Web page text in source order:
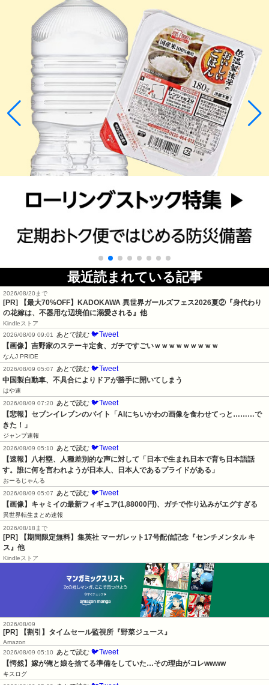
最近読まれている記事
2026/08/20まで
[PR] 【最大70%OFF】KADOKAWA 異世界ガールズフェス2026夏②『身代わり
の花嫁は、不器用な辺境伯に溺愛される』他
Kindleストア
2026/08/09 09:01
あとで読む 🐦Tweet
【画像】吉野家のステーキ定食、ガチですごいｗｗｗｗｗｗｗｗｗ
なんJ PRIDE
2026/08/09 05:07
あとで読む 🐦Tweet
中国製自動車、不具合によりドアが勝手に開いてしまう
はや速
2026/08/09 07:20
あとで読む 🐦Tweet
【悲報】セブンイレブンのバイト「AIにちいかわの画像を食わせてっと………で
きた！」
ジャンプ速報
2026/08/09 05:10
あとで読む 🐦Tweet
【速報】八村塁、人種差別的な声に対して「日本で生まれ日本で育ち日本語話
す。誰に何を言われようが日本人、日本人であるプライドがある」
おーるじゃんる
2026/08/09 05:07
あとで読む 🐦Tweet
【画像】キャミイの最新フィギュア(1,88000円)、ガチで作り込みがエグすぎる
異世界転生まとめ速報
2026/08/18まで
[PR] 【期間限定無料】集英社 マーガレット17号配信記念『センチメンタル キ
ス』他
Kindleストア
2026/08/09
[PR] 【割引】タイムセール監視所『野菜ジュース』
Amazon
2026/08/09 05:10
あとで読む 🐦Tweet
【愕然】嫁が俺と娘を捨てる準備をしていた…その理由がコレwwww
キスログ